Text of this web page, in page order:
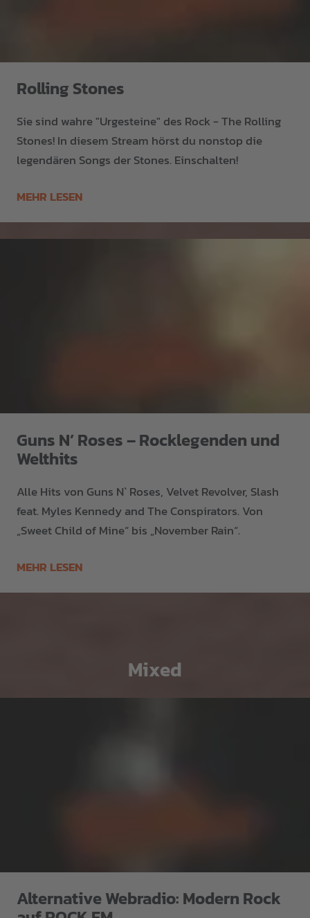
Rolling Stones
Sie sind wahre "Urgesteine" des Rock - The Rolling
Stones! In diesem Stream hörst du nonstop die
legendären Songs der Stones. Einschalten!
MEHR LESEN
Guns N’ Roses – Rocklegenden und
Welthits
Alle Hits von Guns N` Roses, Velvet Revolver, Slash
feat. Myles Kennedy and The Conspirators. Von
„Sweet Child of Mine“ bis „November Rain“.
MEHR LESEN
Mixed
Alternative Webradio: Modern Rock